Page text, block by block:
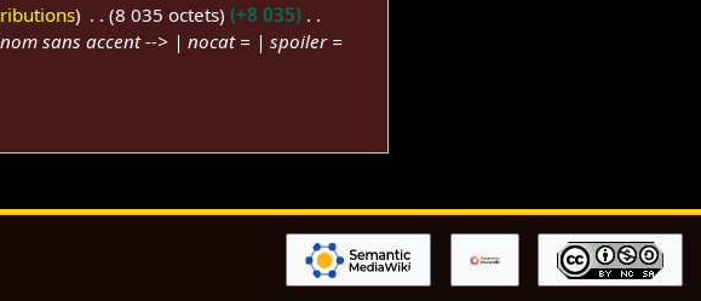
8 035 octets
+8 035
sans accent --> | nocat = | spoiler =